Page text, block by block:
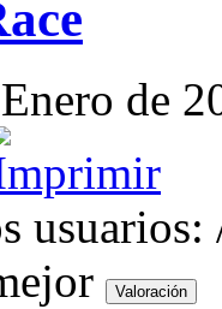
de
usuarios: